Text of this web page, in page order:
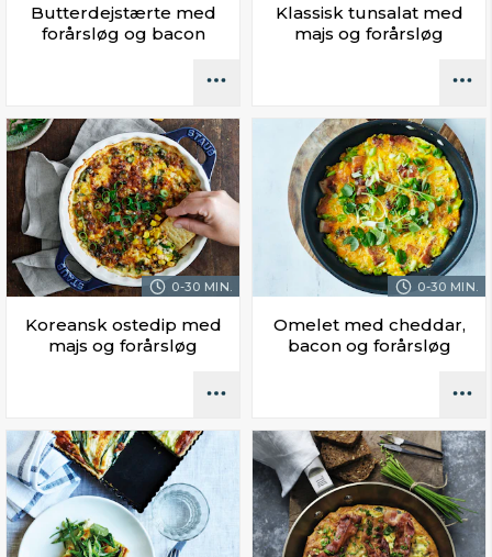
Butterdejstærte med
forårsløg og bacon
Klassisk tunsalat med
majs og forårsløg
0-30 MIN.
Koreansk ostedip med
majs og forårsløg
0-30 MIN.
Omelet med cheddar,
bacon og forårsløg